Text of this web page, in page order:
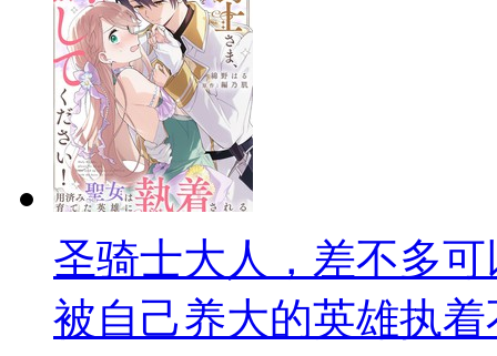
圣骑士大人，差不多
被自己养大的英雄执